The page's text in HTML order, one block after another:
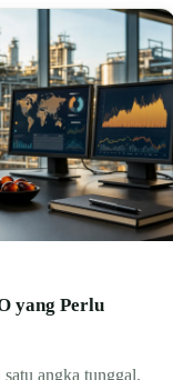
yang Perlu
angka tunggal.